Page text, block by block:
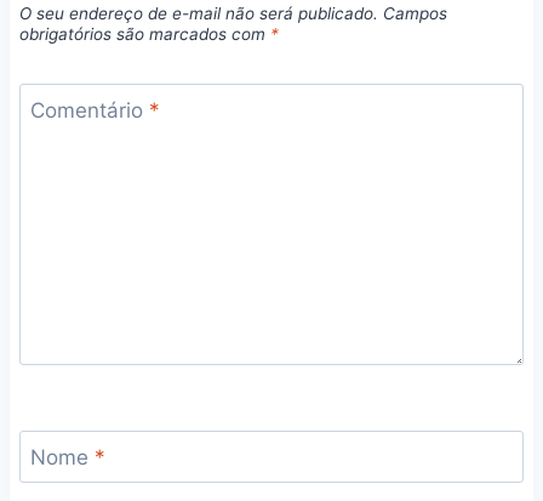
O seu endereço de e-mail não será publicado. Campos
obrigatórios são marcados com *
Comentário *
Nome *